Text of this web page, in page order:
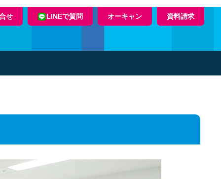
せ LINEで質問 オーキャン 資料請求